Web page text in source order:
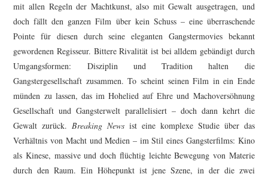
mit allen Regeln der Machtkunst, also mit Gewalt ausgetragen, und
doch fällt den ganzen Film über kein Schuss – eine überraschende
Pointe für diesen durch seine eleganten Gangstermovies bekannt
gewordenen Regisseur. Bittere Rivalität ist bei alldem gebändigt durch
Umgangsformen: Disziplin und Tradition halten die
Gangstergesellschaft zusammen. To scheint seinen Film in ein Ende
münden zu lassen, das im Hohelied auf Ehre und Machoversöhnung
Gesellschaft und Gangsterwelt parallelisiert – doch dann kehrt die
Gewalt zurück.Breaking News ist eine komplexe Studie über das
Verhältnis von Macht und Medien – im Stil eines Gangsterfilms: Kino
als Kinese, massive und doch flüchtig leichte Bewegung von Materie
durch den Raum. Ein Höhepunkt ist jene Szene, in der die zwei